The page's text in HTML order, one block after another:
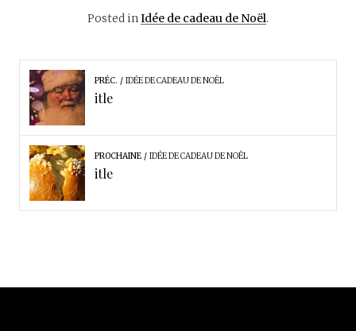
Posted inIdée de cadeau de Noël.
PRÉC. IDÉE DE CADEAU DE NOËL
itle
PROCHAINE IDÉE DE CADEAU DE NOËL
itle